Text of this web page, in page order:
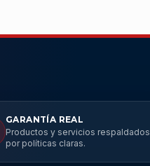
GARANTÍA REAL
Productos y servicios respaldados
por políticas claras.